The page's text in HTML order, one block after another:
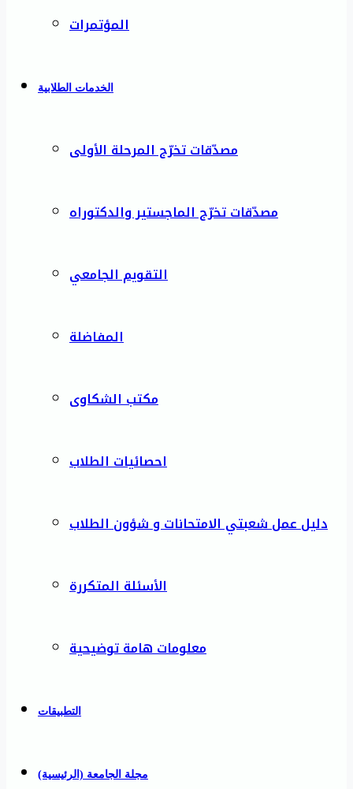
المؤتمرات
الخدمات الطلابية
مصدّقات تخرّج المرحلة الأولى
مصدّقات تخرّج الماجستير والدكتوراه
التقويم الجامعي
المفاضلة
مكتب الشكاوى
احصائيات الطلاب
دليل عمل شعبتي الامتحانات و شؤون الطلاب
الأسئلة المتكررة
معلومات هامة توضيحية
التطبيقات
مجلة الجامعة (الرئيسية)